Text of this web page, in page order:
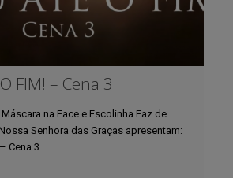
FIM! – Cena 3
na Face e Escolinha Faz de
Senhora das Graças apresentam:
Cena 3